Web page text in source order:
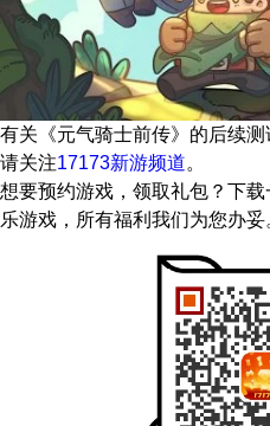
有关 《元气骑士前传》 的后续测
请关注17173新游频道。
想要预约游戏，领取礼包？下
乐游戏，所有福利我们为您办妥